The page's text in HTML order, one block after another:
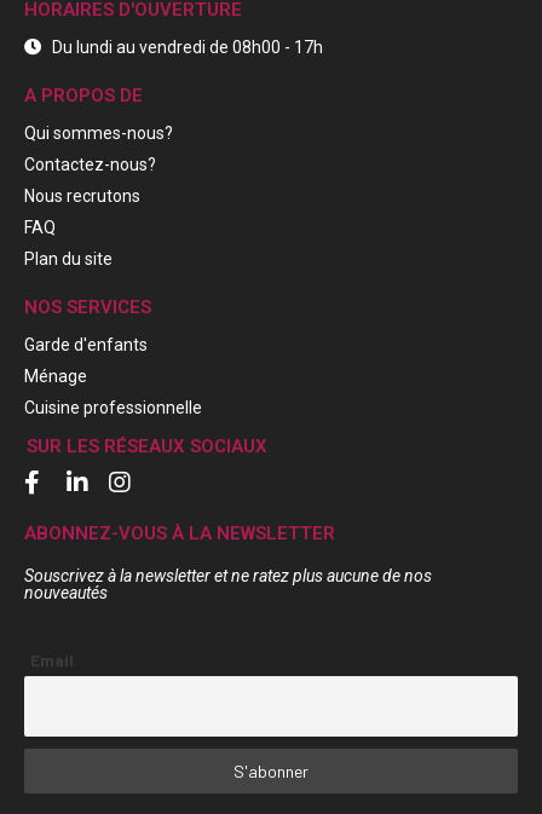
HORAIRES D'OUVERTURE
Du lundi au vendredi de 08h00 - 17h
A PROPOS DE
Qui sommes-nous?
Contactez-nous?
Nous recrutons
FAQ
Plan du site
NOS SERVICES
Garde d'enfants
Ménage
Cuisine professionnelle
SUR LES RÉSEAUX SOCIAUX
ABONNEZ-VOUS À LA NEWSLETTER
Souscrivez à la newsletter et ne ratez plus aucune de nos
nouveautés
Email